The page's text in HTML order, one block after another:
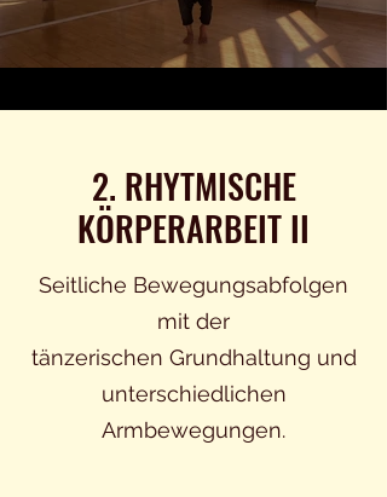
2. RHYTMISCHE
KÖRPERARBEIT II
Seitliche Bewegungsabfolgen
mit der
tänzerischen Grundhaltung und
unterschiedlichen
Armbewegungen.